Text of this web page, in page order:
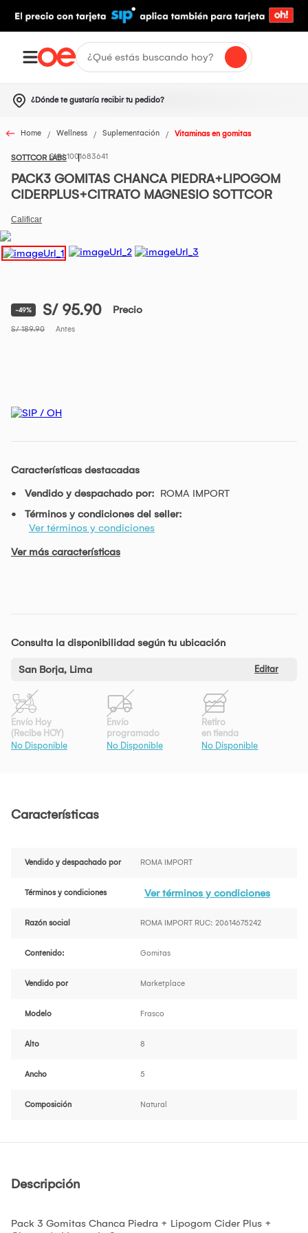
¿Dónde te gustaría recibir tu pedido?
Home Wellness Suplementación Vitaminas en gomitas
SOTTCOR LABS1001683641
PACK3 GOMITAS CHANCA PIEDRA+LIPOGOM
CIDERPLUS+CITRATO MAGNESIO SOTTCOR
-49% S/ 95.90 Precio
S/ 189.90 Antes
Características destacadas
Vendido y despachado por: ROMA IMPORT
Términos y condiciones del seller:
Ver términos y condiciones
Ver más características
Consulta la disponibilidad según tu ubicación
San Borja, Lima Editar
Envío Hoy
(Recibe HOY)
No Disponible
Envío
programado
No Disponible
Retiro
en tienda
No Disponible
Características
Vendido y despachado por ROMA IMPORT
Términos y condiciones Ver términos y condiciones
Razón social ROMA IMPORT RUC: 20614675242
Contenido: Gomitas
Vendido por Marketplace
Modelo Frasco
Alto 8
Ancho 5
Composición Natural
Descripción
Pack 3 Gomitas Chanca Piedra + Lipogom Cider Plus +